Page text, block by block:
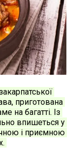
приготована
на багатті. Із
впишеться у
і приємною